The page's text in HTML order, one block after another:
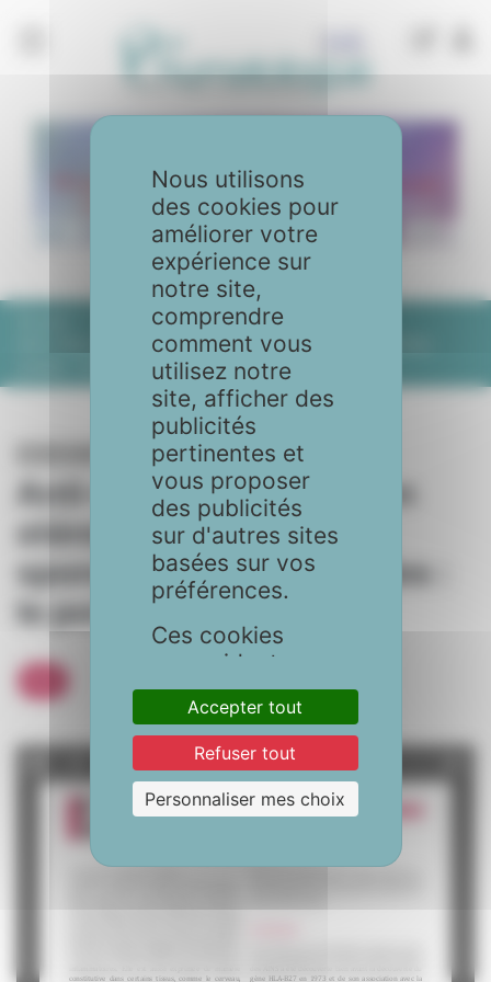
Articles
No. 107 - Avril 2021
Anti-inflammatoires non stéroïdiens et spondyloarthrites
axiales : le point en 2021
No. 107 - Avril 2021
Anti-inflammatoires non
stéroïdiens et
spondyloarthrites axiales :
le point en 2021
Nous utilisons
des cookies pour
améliorer votre
expérience sur
notre site,
comprendre
comment vous
utilisez notre
site, afficher des
publicités
pertinentes et
vous proposer
des publicités
sur d'autres sites
basées sur vos
préférences.
Ces cookies
nous aident
également à
sécuriser votre
utilisation du
site. Vous avez le
choix d'accepter
selon vos
Accepter tout
Refuser tout
Personnaliser mes choix